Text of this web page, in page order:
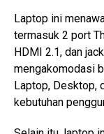
Laptop ini
termasuk 2 port
HDMI 2.1, dan
mengakomodasi
Laptop, Desktop,
kebutuhan